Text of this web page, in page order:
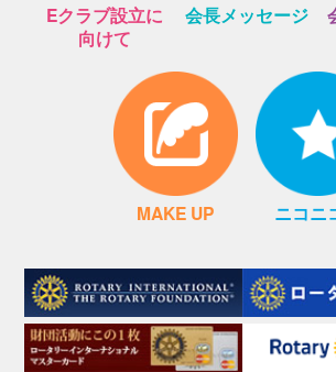
Eクラブ設立に
向けて
会長メッセージ
MAKE UP ニコニ